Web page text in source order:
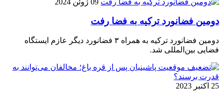
09 ژوئن 2024
دومین فضانورد ترکیه به فضا رفت
دومین فضانورد ترکیه به همراه ۳ فضانورد دیگر عازم ایستگاه
فضایی بین‌المللی شد.
25 اکتبر 2023